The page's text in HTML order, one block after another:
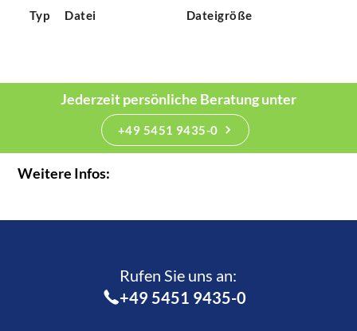
Typ Datei Dateigröße
Jederzeit persönliche Beratung unter
+49 5451 9435-0
Weitere Infos:
Rufen Sie uns an:­
+49 5451 9435-0